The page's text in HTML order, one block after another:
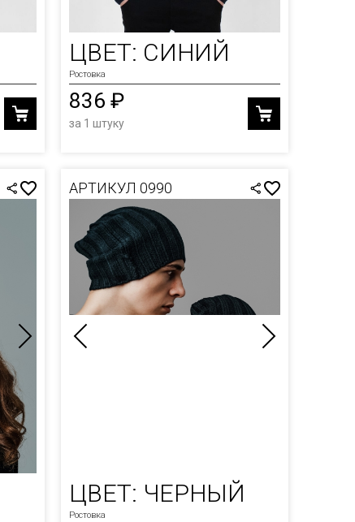
ЦВЕТ: СИНИЙ
Ростовка
836 ₽
за 1 штуку
АРТИКУЛ 0990
ЦВЕТ: ЧЕРНЫЙ
Ростовка